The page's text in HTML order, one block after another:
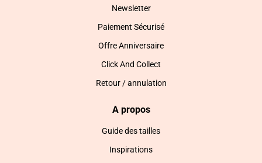
Newsletter
Paiement Sécurisé
Offre Anniversaire
Click And Collect
Retour / annulation
A propos
Guide des tailles
Inspirations